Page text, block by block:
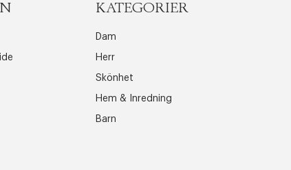
KATEGORIER
Dam
Herr
Skönhet
Hem & Inredning
Barn